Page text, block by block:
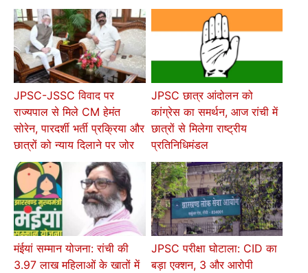
JPSC-JSSC विवाद पर
राज्यपाल से मिले CM हेमंत
सोरेन, पारदर्शी भर्ती प्रक्रिया और
छात्रों को न्याय दिलाने पर जोर
JPSC छात्र आंदोलन को
कांग्रेस का समर्थन, आज रांची में
छात्रों से मिलेगा राष्ट्रीय
प्रतिनिधिमंडल
मंईयां सम्मान योजना: रांची की
3.97 लाख महिलाओं के खातों में
JPSC परीक्षा घोटाला: CID का
बड़ा एक्शन, 3 और आरोपी